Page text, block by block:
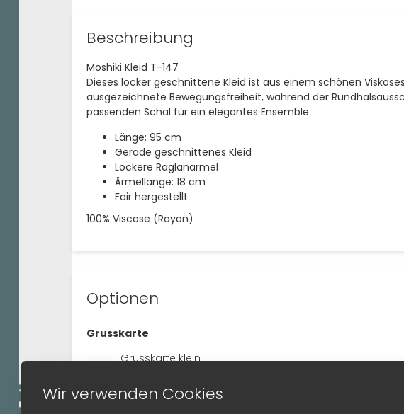
Wir verwenden Cookies
Beschreibung
Moshiki Kleid T-147
Dieses locker geschnittene Kleid ist aus einem schönen
ausgezeichnete Bewegungsfreiheit, während der
passenden Schal für ein elegantes Ensemble.
Länge: 95 cm
Gerade geschnittenes Kleid
Lockere Raglanärmel
Ärmellänge: 18 cm
Fair hergestellt
100% Viscose (Rayon)
Optionen
Grusskarte
Grusskarte klein